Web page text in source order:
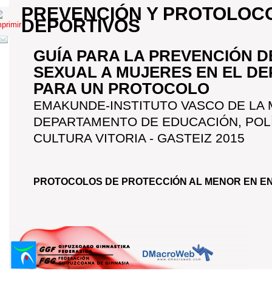
PREVENCIÓN Y
DEPORTIVOS
GUÍA PARA LA PREVENCIÓN
SEXUAL A MUJERES EN EL
PARA UN PROTOCOLO
EMAKUNDE-INSTITUTO VASCO DE LA
DEPARTAMENTO DE EDUCACIÓN,
CULTURA VITORIA - GASTEIZ 2015
PROTOCOLOS DE PROTECCIÓN AL MENOR EN